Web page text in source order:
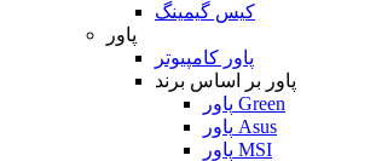
کیس گیمینگ
پاور
پاور کامپیوتر
پاور بر اساس برند
پاور Green
پاور Asus
پاور MSI